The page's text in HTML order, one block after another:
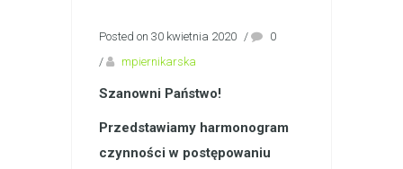
Posted on 30 kwietnia 2020 /
0
/
mpiernikarska
Szanowni Państwo!
Przedstawiamy harmonogram
czynności w postępowaniu